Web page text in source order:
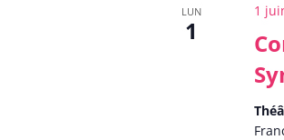
LUN
1
1